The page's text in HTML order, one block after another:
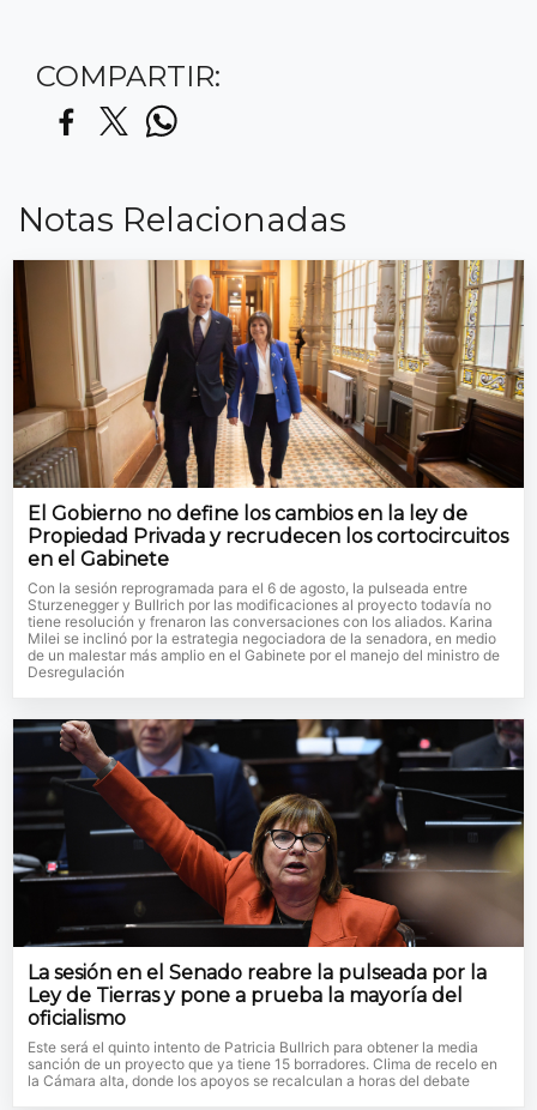
COMPARTIR:
Notas Relacionadas
El Gobierno no define los cambios en la ley de
Propiedad Privada y recrudecen los cortocircuitos
en el Gabinete
Con la sesión reprogramada para el 6 de agosto, la pulseada entre
Sturzenegger y Bullrich por las modificaciones al proyecto todavía no
tiene resolución y frenaron las conversaciones con los aliados. Karina
Milei se inclinó por la estrategia negociadora de la senadora, en medio
de un malestar más amplio en el Gabinete por el manejo del ministro de
Desregulación
La sesión en el Senado reabre la pulseada por la
Ley de Tierras y pone a prueba la mayoría del
oficialismo
Este será el quinto intento de Patricia Bullrich para obtener la media
sanción de un proyecto que ya tiene 15 borradores. Clima de recelo en
la Cámara alta, donde los apoyos se recalculan a horas del debate